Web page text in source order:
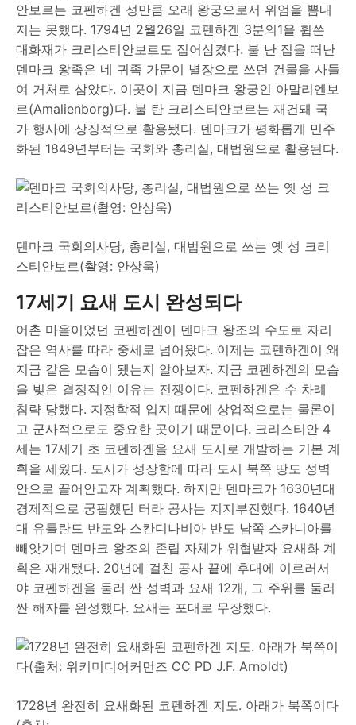
안보르는 코펜하겐 성만큼 오래 왕궁으로서 위엄을 뽐내
지는 못했다. 1794년 2월26일 코펜하겐 3분의1을 휩쓴
대화재가 크리스티안보르도 집어삼켰다. 불 난 집을 떠난
덴마크 왕족은 네 귀족 가문이 별장으로 쓰던 건물을 사들
여 거처로 삼았다. 이곳이 지금 덴마크 왕궁인 아말리엔보
르(Amalienborg)다. 불 탄 크리스티안보르는 재건돼 국
가 행사에 상징적으로 활용됐다. 덴마크가 평화롭게 민주
화된 1849년부터는 국회와 총리실, 대법원으로 활용된다.
덴마크 국회의사당, 총리실, 대법원으로 쓰는 옛 성 크리
스티안보르(촬영: 안상욱)
17세기 요새 도시 완성되다
어촌 마을이었던 코펜하겐이 덴마크 왕조의 수도로 자리
잡은 역사를 따라 중세로 넘어왔다. 이제는 코펜하겐이 왜
지금 같은 모습이 됐는지 알아보자. 지금 코펜하겐의 모습
을 빚은 결정적인 이유는 전쟁이다. 코펜하겐은 수 차례
침략 당했다. 지정학적 입지 때문에 상업적으로는 물론이
고 군사적으로도 중요한 곳이기 때문이다. 크리스티안 4
세는 17세기 초 코펜하겐을 요새 도시로 개발하는 기본 계
획을 세웠다. 도시가 성장함에 따라 도시 북쪽 땅도 성벽
안으로 끌어안고자 계획했다. 하지만 덴마크가 1630년대
경제적으로 궁핍했던 터라 공사는 지지부진했다. 1640년
대 유틀란드 반도와 스칸디나비아 반도 남쪽 스카니아를
빼앗기며 덴마크 왕조의 존립 자체가 위협받자 요새화 계
획은 재개됐다. 20년에 걸친 공사 끝에 후대에 이르러서
야 코펜하겐을 둘러 싼 성벽과 요새 12개, 그 주위를 둘러
싼 해자를 완성했다. 요새는 포대로 무장했다.
1728년 완전히 요새화된 코펜하겐 지도. 아래가 북쪽이다